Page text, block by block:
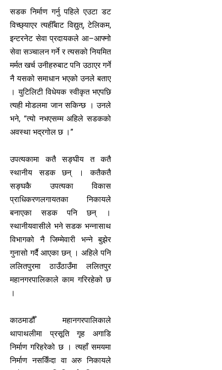
सडक निर्माण गर्नु पहिले एउटा डट
विच्छ्याएर त्यहीँबाट विद्युत्, टेलिकम,
इन्टरनेट सेवा प्रदायकले आ–आफ्नो
सेवा सञ्चालन गर्ने र त्यसको नियमित
मर्मत खर्च उनीहरुबाट पनि उठाएर गर्ने
नै यसको समाधान भएको उनले बताए
। युटिलिटी विधेयक स्वीकृत भएपछि
त्यही मोडलमा जान सकिन्छ । उनले
भने, “त्यो नभएसम्म अहिले सडकको
अवस्था भद्रगोल छ ।”
उपत्यकामा कतै सङ्घीय त कतै
स्थानीय सडक छन् । कतैकतै
सङ्घकै उपत्यका विकास
प्राधिकरणलगायतका निकायले
बनाएका सडक पनि छन् ।
स्थानीयवासीले भने सडक भन्नासाथ
विभागको नै जिम्मेवारी भन्ने बुझेर
गुनासो गर्दै आएका छन् । अहिले पनि
ललितपुरमा ठाउँठाउँमा ललितपुर
महानगरपालिकाले काम गरिरहेको छ
।
काठमाडौँ महानगरपालिकाले
थापाथलीमा प्रसूति गृह अगाडि
निर्माण गरिहरेको छ । त्यहाँ समयमा
निर्माण नसकिँदा वा अरु निकायले